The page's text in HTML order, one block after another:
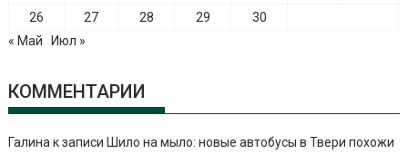
26
27 28 29
30
« Май
Июл »
КОММЕНТАРИИ
Галина к записи Шило на мыло: новые автобусы в Твери похожи